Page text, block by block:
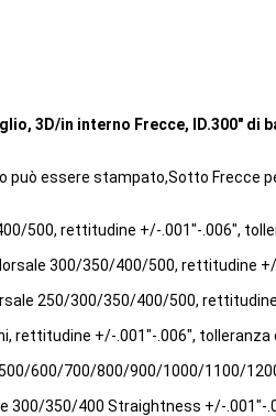
3D/in interno Frecce, ID.300" di
può essere stampato,Sotto Frecce
500, rettitudine +/-.001"-.006",
300/350/400/500, rettitudine
250/300/350/400/500,
rettitudine +/-.001"-.006", tolleranza
600/700/800/900/1000/1100/
300/350/400 Straightness +/-.001"-